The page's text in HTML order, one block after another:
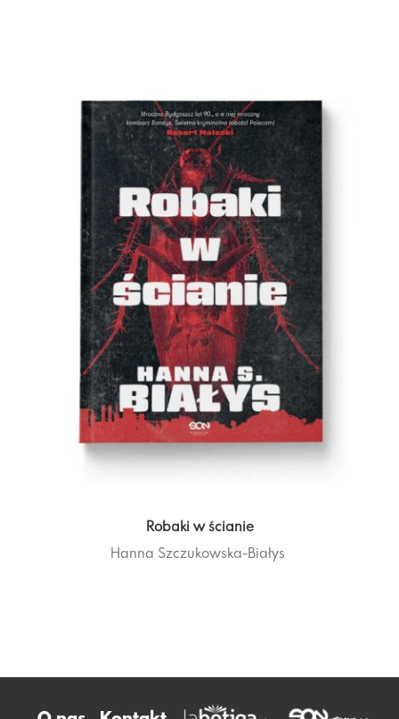
Robaki w ścianie
Hanna Szczukowska-Białys